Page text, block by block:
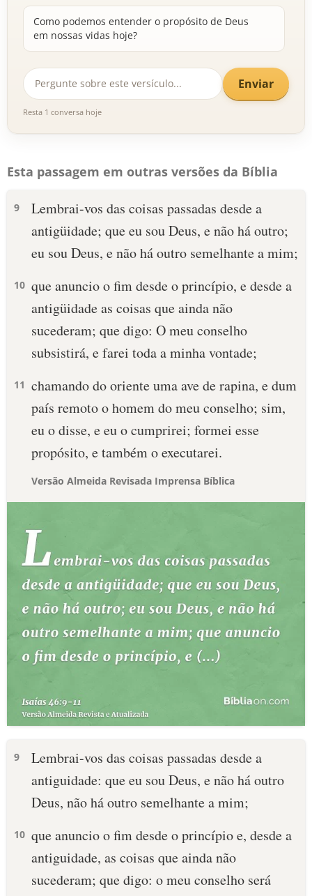
Como podemos entender o propósito de Deus
em nossas vidas hoje?
Enviar
Resta 1 conversa hoje
Esta passagem em outras versões da Bíblia
9
Lembrai-vos das coisas passadas desde a
antigüidade; que eu sou Deus, e não há outro;
eu sou Deus, e não há outro semelhante a mim;
10 que anuncio o fim desde o princípio, e desde a
antigüidade as coisas que ainda não
sucederam; que digo: O meu conselho
subsistirá, e farei toda a minha vontade;
11 chamando do oriente uma ave de rapina, e dum
país remoto o homem do meu conselho; sim,
eu o disse, e eu o cumprirei; formei esse
propósito, e também o executarei.
Versão Almeida Revisada Imprensa Bíblica
9
Lembrai-vos das coisas passadas desde a
antiguidade: que eu sou Deus, e não há outro
Deus, não há outro semelhante a mim;
10 que anuncio o fim desde o princípio e, desde a
antiguidade, as coisas que ainda não
sucederam; que digo: o meu conselho será